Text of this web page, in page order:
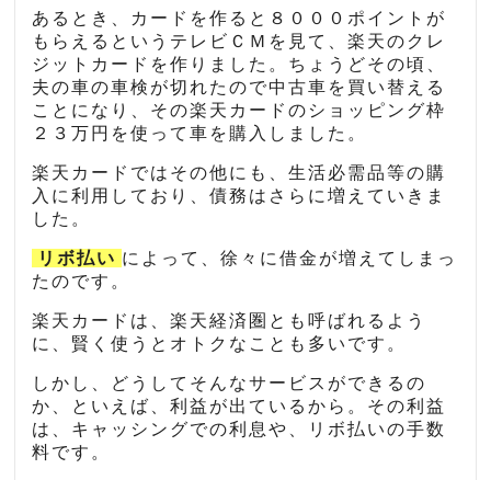
あるとき、カードを作ると８０００ポイントが
もらえるというテレビＣＭを見て、楽天のクレ
ジットカードを作りました。ちょうどその頃、
夫の車の車検が切れたので中古車を買い替える
ことになり、その楽天カードのショッピング枠
２３万円を使って車を購入しました。
楽天カードではその他にも、生活必需品等の購
入に利用しており、債務はさらに増えていきま
した。
リボ払い によって、徐々に借金が増えてしまっ
たのです。
楽天カードは、楽天経済圏とも呼ばれるよう
に、賢く使うとオトクなことも多いです。
しかし、どうしてそんなサービスができるの
か、といえば、利益が出ているから。その利益
は、キャッシングでの利息や、リボ払いの手数
料です。